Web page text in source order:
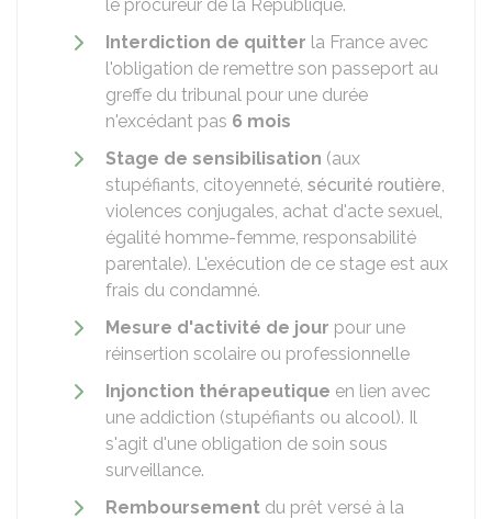
le procureur de la République.
Interdiction de quitter la France avec
l'obligation de remettre son passeport au
greffe du tribunal pour une durée
n'excédant pas 6 mois
Stage de sensibilisation (aux
stupéfiants, citoyenneté, sécurité routière,
violences conjugales, achat d'acte sexuel,
égalité homme-femme, responsabilité
parentale). L'exécution de ce stage est aux
frais du condamné.
Mesure d'activité de jour pour une
réinsertion scolaire ou professionnelle
Injonction thérapeutique en lien avec
une addiction (stupéfiants ou alcool). Il
s'agit d'une obligation de soin sous
surveillance.
Remboursement du prêt versé à la